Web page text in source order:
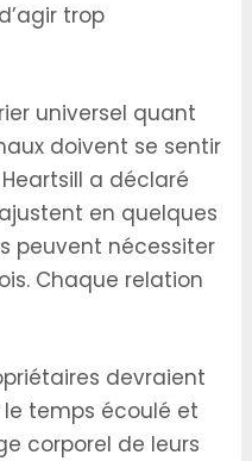
trop
universel quant
doivent se sentir
Heartsill a déclaré
en quelques
peuvent nécessiter
Chaque relation
devraient
temps écoulé et
corporel de leurs